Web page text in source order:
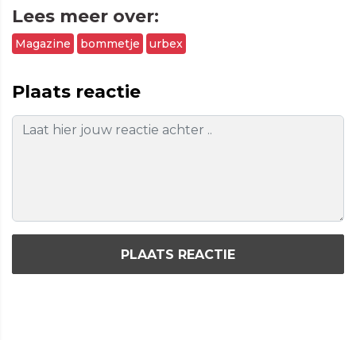
Lees meer over:
Magazine bommetje urbex
Plaats reactie
PLAATS REACTIE